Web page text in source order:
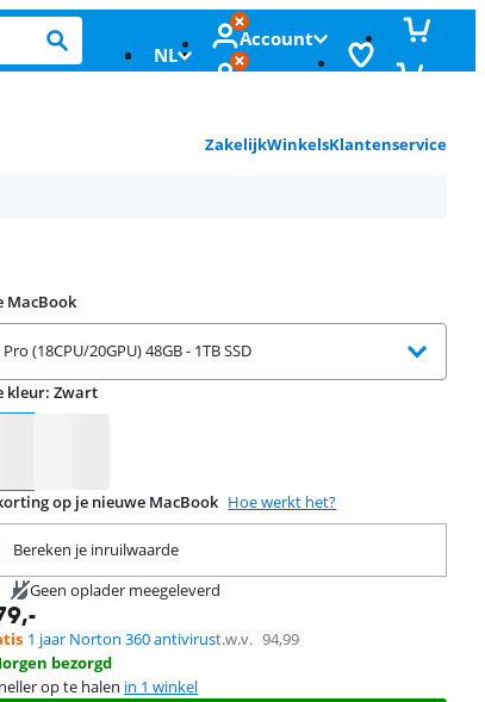
NL
Account
ZakelijkWinkelsKlantenservice
MacBook
(18CPU/20GPU) 48GB - 1TB SSD
kleur:Zwart
op je nieuwe MacBook Hoe werkt het?
Bereken je inruilwaarde
Geen oplader meegeleverd
,-
1 jaar Norton 360 antivirust.w.v. 94,99
bezorgd
op te halen in 1 winkel